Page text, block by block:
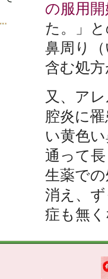
の服用開
た。」
鼻周り
含む処
又、ア
腔炎に
い黄色
通って
生薬で
消え、
症も無